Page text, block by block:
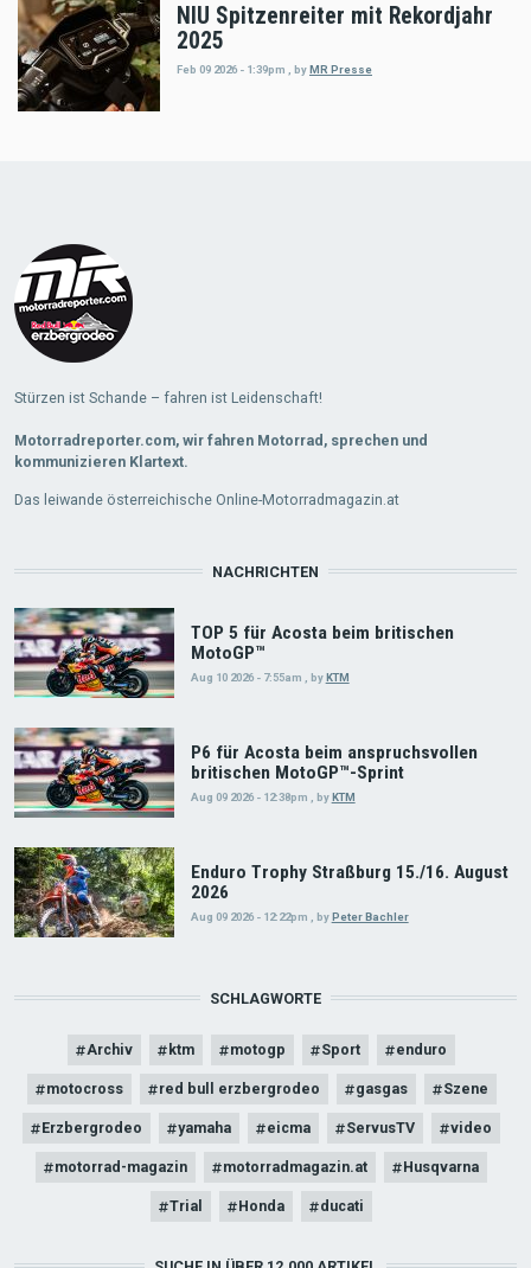
NIU Spitzenreiter mit Rekordjahr
2025
Feb 09 2026 - 1:39pm byMR Presse
Stürzen ist Schande – fahren ist Leidenschaft!
Motorradreporter.com, wir fahren Motorrad, sprechen und
kommunizieren Klartext.
Das leiwande österreichische Online-Motorradmagazin.at
NACHRICHTEN
TOP 5 für Acosta beim britischen
MotoGP™
Aug 10 2026 - 7:55am byKTM
P6 für Acosta beim anspruchsvollen
britischen MotoGP™-Sprint
Aug 09 2026 - 12:38pm byKTM
Enduro Trophy Straßburg 15./16. August
2026
Aug 09 2026 - 12:22pm byPeter Bachler
SCHLAGWORTE
Archiv ktm motogp Sport enduro
motocross red bull erzbergrodeo gasgas Szene
Erzbergrodeo yamaha eicma ServusTV video
motorrad-magazin motorradmagazin.at Husqvarna
Trial Honda ducati